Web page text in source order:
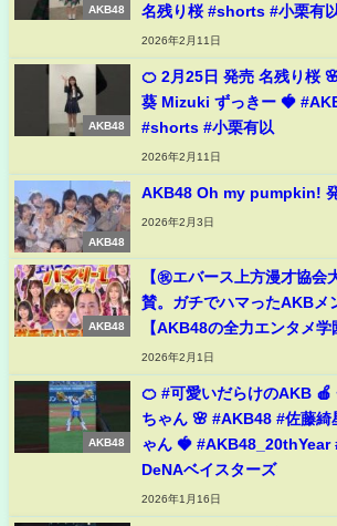
AKB48
名残り桜 #shorts #小栗有
2026年2月11日
AKB48
🍊 2月25日 発売 名残り桜
葵 Mizuki ずっきー 🍓
#shorts #小栗有以
2026年2月11日
AKB48
AKB48 Oh my pumpkin!
2026年2月3日
AKB48
【㊗️エバース上方漫才協会
賛。ガチでハマったAKB
【AKB48の全力エンタメ学
2026年2月1日
AKB48
🍊 #可愛いだらけのAKB 🍎
ちゃん 🌸 #AKB48 #佐藤
ゃん 🍓
DeNAベイスターズ
2026年1月16日